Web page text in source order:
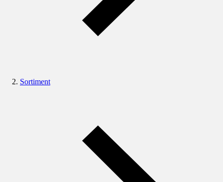
Sortiment